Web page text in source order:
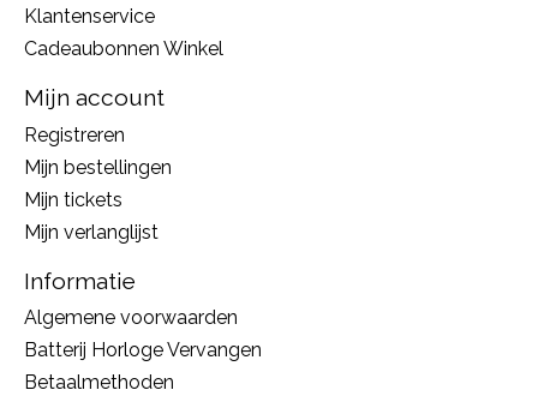
Klantenservice
Cadeaubonnen Winkel
Mijn account
Registreren
Mijn bestellingen
Mijn tickets
Mijn verlanglijst
Informatie
Algemene voorwaarden
Batterij Horloge Vervangen
Betaalmethoden